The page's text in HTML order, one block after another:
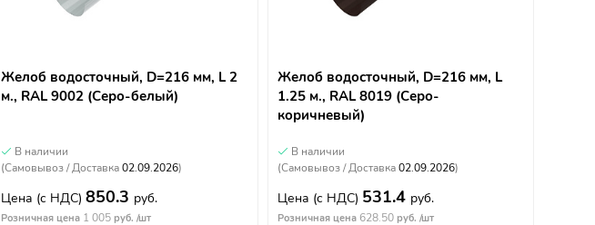
Желоб водосточный, D=216 мм, L 2
м., RAL 9002 (Серо-белый)
В наличии
(Самовывоз / Доставка02.09.2026)
Цена (с НДС) 850.3 руб.
Розничная цена 1 005 руб. /шт
Желоб водосточный, D=216 мм, L
1.25 м., RAL 8019 (Серо-
коричневый)
В наличии
(Самовывоз / Доставка02.09.2026)
Цена (с НДС) 531.4 руб.
Розничная цена 628.50руб. /шт